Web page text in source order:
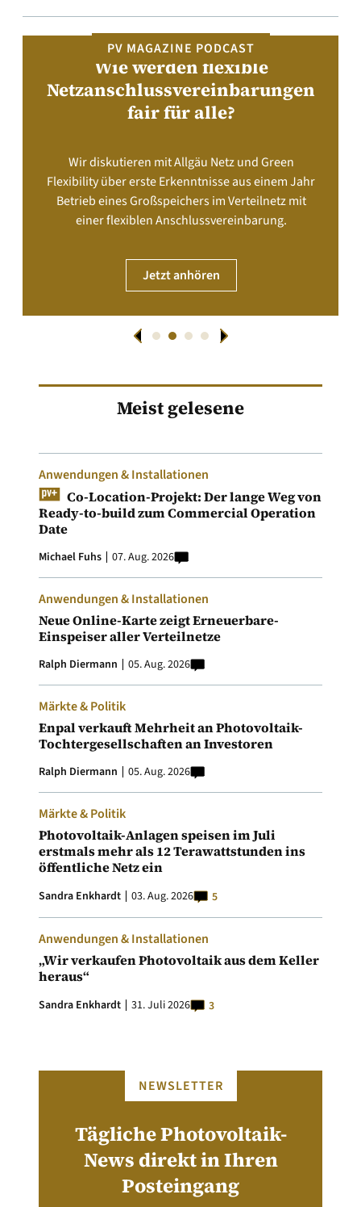
PV MAGAZINE PODCAST
Wie werden flexible
Netzanschlussvereinbarungen
fair für alle?
Wir diskutieren mit Allgäu Netz und Green
Flexibility über erste Erkenntnisse aus einem Jahr
Betrieb eines Großspeichers im Verteilnetz mit
einer flexiblen Anschlussvereinbarung.
Jetzt anhören
Meist gelesene
Anwendungen & Installationen
Co-Location-Projekt: Der lange Weg von
Ready-to-build zum Commercial Operation
Date
Michael Fuhs 07. Aug. 2026
Anwendungen & Installationen
Neue Online-Karte zeigt Erneuerbare-
Einspeiser aller Verteilnetze
Ralph Diermann 05. Aug. 2026
Märkte & Politik
Enpal verkauft Mehrheit an Photovoltaik-
Tochtergesellschaften an Investoren
Ralph Diermann 05. Aug. 2026
Märkte & Politik
Photovoltaik-Anlagen speisen im Juli
erstmals mehr als 12 Terawattstunden ins
öffentliche Netz ein
Sandra Enkhardt 03. Aug. 2026 5
Anwendungen & Installationen
„Wir verkaufen Photovoltaik aus dem Keller
heraus“
Sandra Enkhardt 31. Juli 2026 3
NEWSLETTER
Tägliche Photovoltaik-
News direkt in Ihren
Posteingang